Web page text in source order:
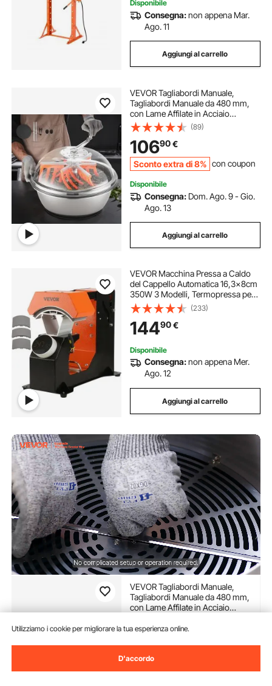
Disponibile
Consegna:non appena Mar.
Ago. 11
Aggiungi al carrello
VEVOR Tagliabordi Manuale,
Tagliabordi Manuale da 480 mm,
con Lame Affilate in Acciaio
Inossidabile, Macchina da Taglio
Idroponica a Umido e a Secco,
Taglio a Rotazione per Piante, Foglie
(89)
10690€
Sconto extra di 8% con coupon
Disponibile
Consegna: Dom. Ago. 9 - Gio.
Ago. 13
Aggiungi al carrello
VEVOR Macchina Pressa a Caldo
del Cappello Automatica 16,3x8cm
350W 3 Modelli, Termopressa per
Cappellini Fai-da-te Funzione
Automatica Controllo Tempo &
Temperatura 40℃ - 210℃ per
Nylon Lino Cotone
(233)
14490€
Disponibile
Consegna:non appena Mer.
Ago. 12
Aggiungi al carrello
VEVOR Tagliabordi Manuale,
Tagliabordi Manuale da 480 mm,
con Lame Affilate in Acciaio
Idroponica a Umido e a Secco,
Foglie
106
Sconto extra di 8%
coupon
Utilizziamo i cookie per migliorare la tua esperienza online.
D'accordo